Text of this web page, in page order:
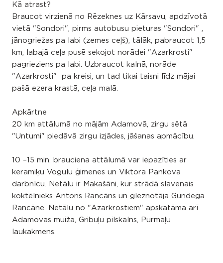
Kā atrast?
Braucot virzienā no Rēzeknes uz Kārsavu, apdzīvotā
vietā "Sondori", pirms autobusu pieturas "Sondori" ,
jānogriežas pa labi (zemes ceļš), tālāk, pabraucot 1,5
km, labajā ceļa pusē sekojot norādei "Azarkrosti"
pagrieziens pa labi. Uzbraucot kalnā, norāde
"Azarkrosti" pa kreisi, un tad tikai taisni līdz mājai
pašā ezera krastā, ceļa malā.
Apkārtne
20 km attālumā no mājām Adamovā, zirgu sētā
"Untumi" piedāvā zirgu izjādes, jāšanas apmācību.
10 –15 min. brauciena attālumā var iepazīties ar
keramiķu Vogulu ģimenes un Viktora Pankova
darbnīcu. Netālu ir Makašāni, kur strādā slavenais
koktēlnieks Antons Rancāns un gleznotāja Gundega
Rancāne. Netālu no "Azarkrostiem" apskatāma arī
Adamovas muiža, Gribuļu pilskalns, Purmaļu
laukakmens.